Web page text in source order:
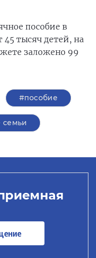
пособие в
45 тысяч детей, на
заложено 99
#пособие
семьи